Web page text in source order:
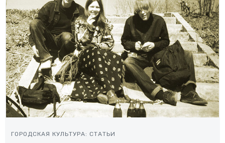
ГОРОДСКАЯ КУЛЬТУРА: СТАТЬИ